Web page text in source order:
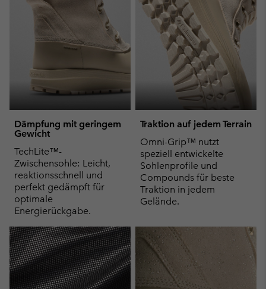
Dämpfung mit geringem
Gewicht
TechLite™-
Zwischensohle: Leicht,
reaktionsschnell und
perfekt gedämpft für
optimale
Energierückgabe.
Traktion auf jedem Terrain
Omni-Grip™ nutzt
speziell entwickelte
Sohlenprofile und
Compounds für beste
Traktion in jedem
Gelände.